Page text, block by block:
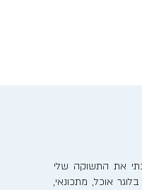
את התשוקה שלי
אוכל, מתכונאי,